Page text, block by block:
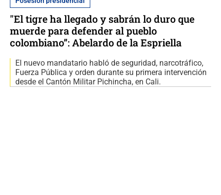
"El tigre ha llegado y sabrán lo duro que
muerde para defender al pueblo
colombiano”: Abelardo de la Espriella
El nuevo mandatario habló de seguridad, narcotráfico,
Fuerza Pública y orden durante su primera intervención
desde el Cantón Militar Pichincha, en Cali.